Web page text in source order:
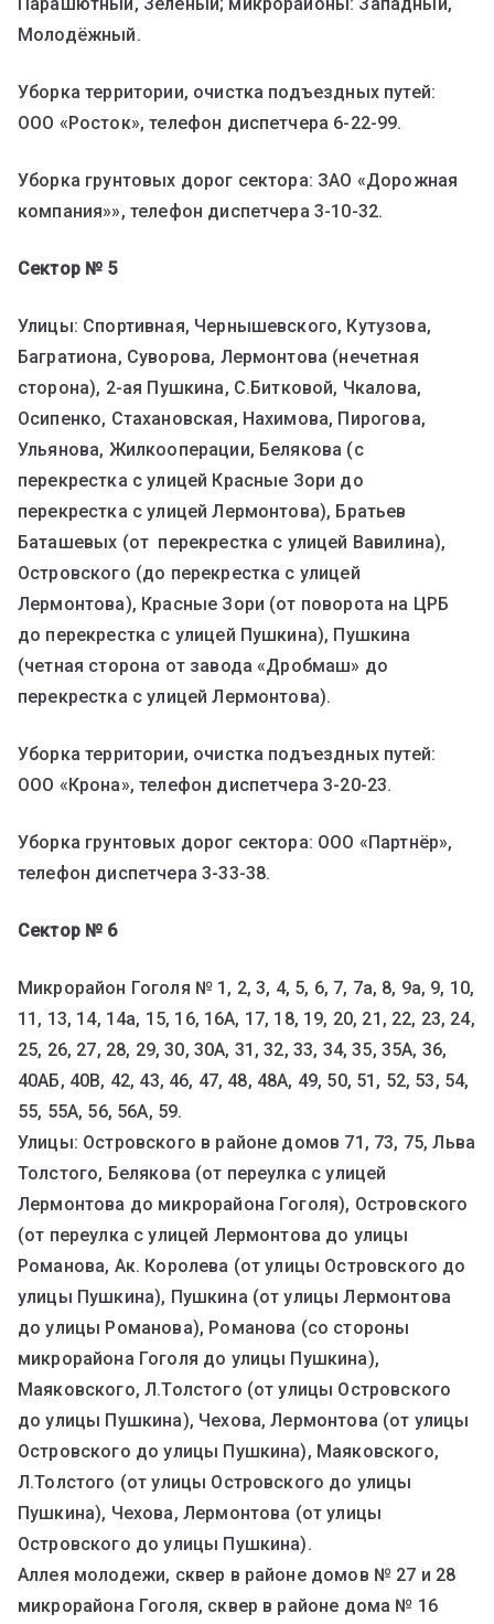
Молодёжный.
Уборка территории, очистка подъездных путей:
ООО «Росток», телефон диспетчера 6-22-99.
Уборка грунтовых дорог сектора: ЗАО «Дорожная
компания»», телефон диспетчера 3-10-32.
Сектор № 5
Улицы: Спортивная, Чернышевского, Кутузова,
Багратиона, Суворова, Лермонтова (нечетная
сторона), 2-ая Пушкина, С.Битковой, Чкалова,
Осипенко, Стахановская, Нахимова, Пирогова,
Ульянова, Жилкооперации, Белякова (с
перекрестка с улицей Красные Зори до
перекрестка с улицей Лермонтова), Братьев
Баташевых (от перекрестка с улицей Вавилина),
Островского (до перекрестка с улицей
Лермонтова), Красные Зори (от поворота на ЦРБ
до перекрестка с улицей Пушкина), Пушкина
(четная сторона от завода «Дробмаш» до
перекрестка с улицей Лермонтова).
Уборка территории, очистка подъездных путей:
ООО «Крона», телефон диспетчера 3-20-23.
Уборка грунтовых дорог сектора: ООО «Партнёр»,
телефон диспетчера 3-33-38.
Сектор № 6
Микрорайон Гоголя № 1, 2, 3, 4, 5, 6, 7, 7а, 8, 9а, 9, 10,
11, 13, 14, 14а, 15, 16, 16А, 17, 18, 19, 20, 21, 22, 23, 24,
25, 26, 27, 28, 29, 30, 30А, 31, 32, 33, 34, 35, 35А, 36,
40АБ, 40В, 42, 43, 46, 47, 48, 48А, 49, 50, 51, 52, 53, 54,
55, 55А, 56, 56А, 59.
Улицы: Островского в районе домов 71, 73, 75, Льва
Толстого, Белякова (от переулка с улицей
Лермонтова до микрорайона Гоголя), Островского
(от переулка с улицей Лермонтова до улицы
Романова, Ак. Королева (от улицы Островского до
улицы Пушкина), Пушкина (от улицы Лермонтова
до улицы Романова), Романова (со стороны
микрорайона Гоголя до улицы Пушкина),
Маяковского, Л.Толстого (от улицы Островского
до улицы Пушкина), Чехова, Лермонтова (от улицы
Островского до улицы Пушкина), Маяковского,
Л.Толстого (от улицы Островского до улицы
Пушкина), Чехова, Лермонтова (от улицы
Островского до улицы Пушкина).
Аллея молодежи, сквер в районе домов № 27 и 28
микрорайона Гоголя, сквер в районе дома № 16